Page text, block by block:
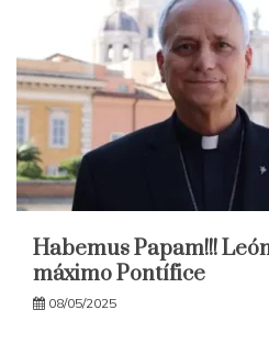
Habemus Papam!!!
máximo Pontífice
08/05/2025